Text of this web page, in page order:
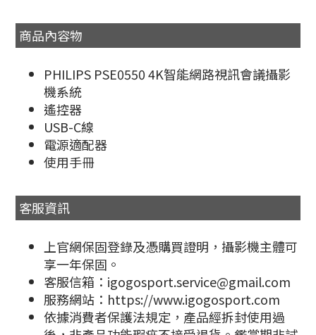
商品內容物
PHILIPS PSE0550 4K智能網路視訊會議攝影
機系統
遙控器
USB-C線
電源適配器
使用手冊
客服資訊
上官網保固登錄及憑購買證明，攝影機主體可
享一年保固。
客服信箱：igogosport.service@gmail.com
服務網站：https://www.igogosport.com
依據消費者保護法規定，產品經拆封使用過